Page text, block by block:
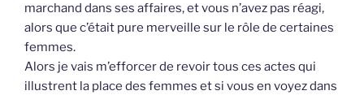
marchand dans ses affaires, et vous n’avez pas réagi,
alors que c’était pure merveille sur le rôle de certaines
femmes.
Alors je vais m’efforcer de revoir tous ces actes qui
illustrent la place des femmes et si vous en voyez dans